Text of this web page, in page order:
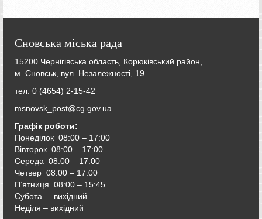
Сновська міська рада
15200 Чернігівська область, Корюківський район,
м. Сновськ, вул. Незалежності, 19
тел: 0 (4654) 2-15-42
msnovsk_post@cg.gov.ua
Графік роботи:
Понеділок 08:00 – 17:00
Вівторок 08:00 – 17:00
Середа 08:00 – 17:00
Четвер 08:00 – 17:00
П’ятниця 08:00 – 15:45
Субота – вихідний
Неділя – вихідний